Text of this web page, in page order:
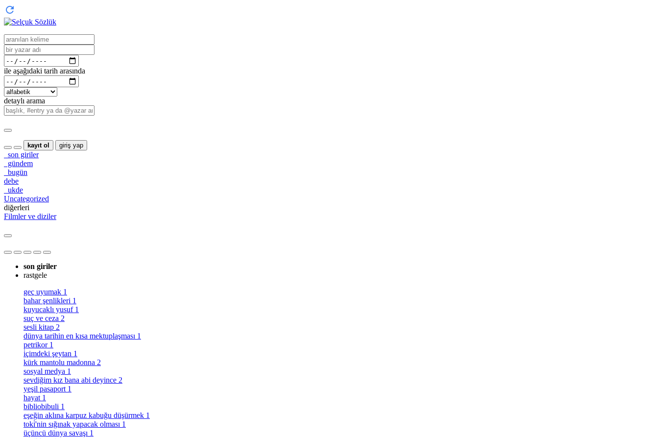
ile aşağıdaki tarih arasında
detaylı arama
kayıt ol giriş yap
son giriler
gündem
bugün
debe
ukde
Uncategorized
diğerleri
Filmler ve diziler
son giriler
rastgele
geç uyumak 1
bahar şenlikleri 1
kuyucaklı yusuf 1
suç ve ceza 2
sesli kitap 2
dünya tarihin en kısa mektuplaşması 1
petrikor 1
i̇çimdeki şeytan 1
kürk mantolu madonna 2
sosyal medya 1
sevdiğim kız bana abi deyince 2
yeşil pasaport 1
hayat 1
bibliobibuli 1
eşeğin aklına karpuz kabuğu düşürmek 1
toki̇'nin sığınak yapacak olması 1
üçüncü dünya savaşı 1